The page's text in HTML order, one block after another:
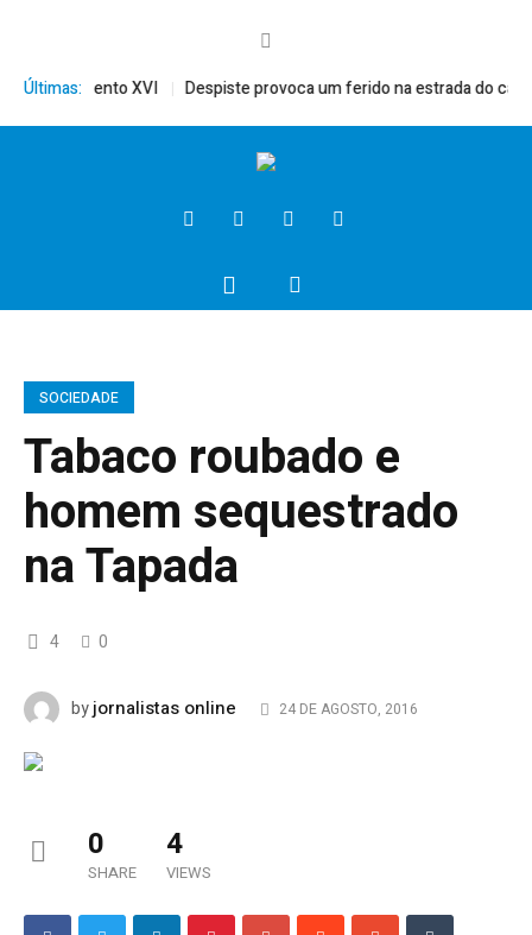
Últimas:Bento XVI Despiste provoca um ferido na estrada do campo
SOCIEDADE
Tabaco roubado e
homem sequestrado
na Tapada
4 0
byjornalistas online 24 DE AGOSTO, 2016
0
SHARE
4
VIEWS